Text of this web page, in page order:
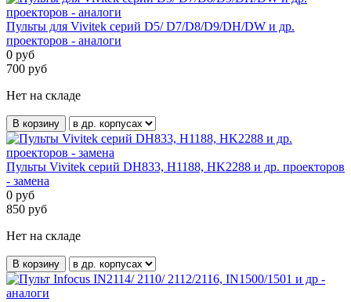
Пульты для Vivitek серий D5/ D7/D8/D9/DH/DW и др.
проекторов - аналоги
0 руб
700 руб
Нет на складе
В корзину
Пульты Vivitek серий DH833, H1188, HK2288 и др. проекторов
- замена
0 руб
850 руб
Нет на складе
В корзину